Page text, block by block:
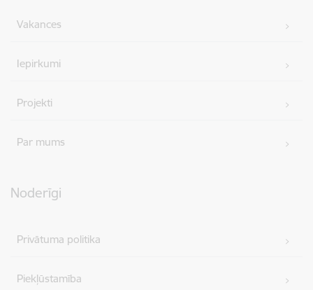
Vakances
Iepirkumi
Projekti
Par mums
Noderīgi
Privātuma politika
Piekļūstamība